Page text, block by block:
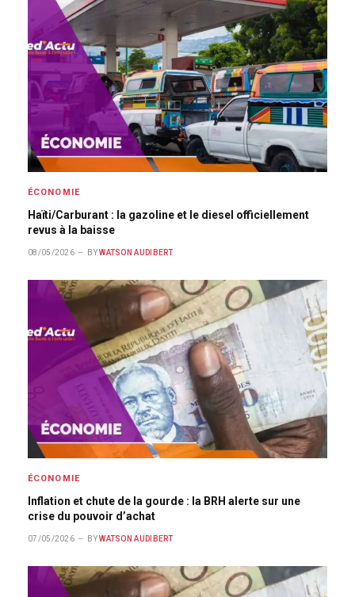
ÉCONOMIE
Haïti/Carburant : la gazoline et le diesel officiellement
revus à la baisse
08/05/2026 BY WATSON AUDIBERT
ÉCONOMIE
Inflation et chute de la gourde : la BRH alerte sur une
crise du pouvoir d’achat
07/05/2026 BY WATSON AUDIBERT